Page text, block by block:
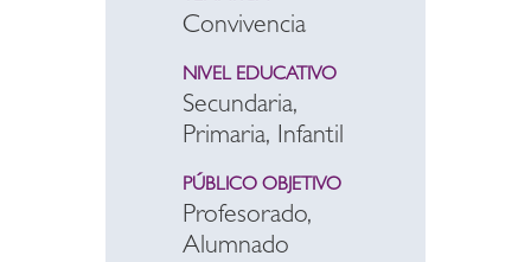
Convivencia
NIVEL EDUCATIVO
Secundaria,
Primaria, Infantil
PÚBLICO OBJETIVO
Profesorado,
Alumnado